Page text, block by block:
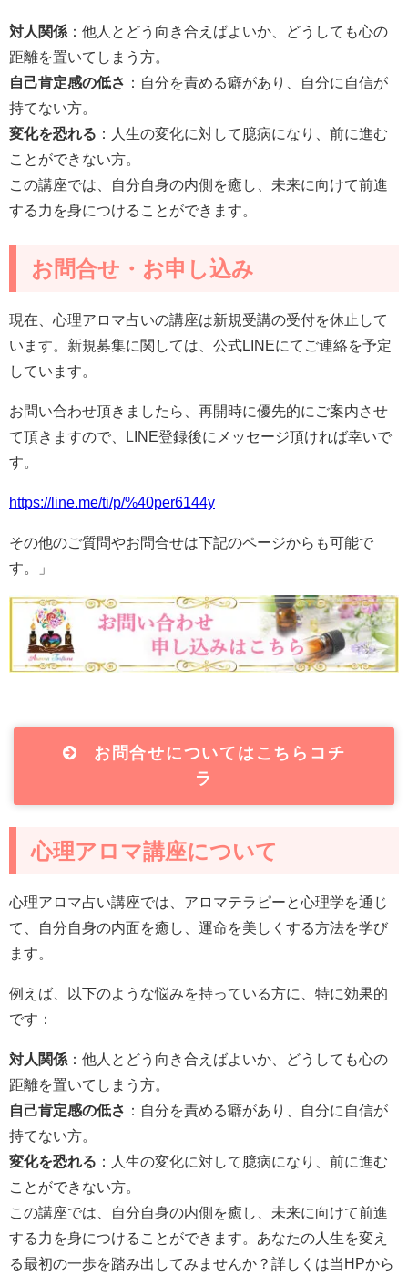
対人関係 ：他人とどう向き合えばよいか、どうしても心の
距離を置いてしまう方。
自己肯定感の低さ ：自分を責める癖があり、自分に自信が
持てない方。
変化を恐れる ：人生の変化に対して臆病になり、前に進む
ことができない方。
この講座では、自分自身の内側を癒し、未来に向けて前進
する力を身につけることができます。
お問合せ・お申し込み
現在、心理アロマ占いの講座は新規受講の受付を休止して
います。新規募集に関しては、公式LINEにてご連絡を予定
しています。
お問い合わせ頂きましたら、再開時に優先的にご案内させ
て頂きますので、LINE登録後にメッセージ頂ければ幸いで
す。
https://line.me/ti/p/%40per6144y
その他のご質問やお問合せは下記のページからも可能で
す。」
お問合せについてはこちらコチ
ラ
心理アロマ講座について
心理アロマ占い講座では、アロマテラピーと心理学を通じ
て、自分自身の内面を癒し、運命を美しくする方法を学び
ます。
例えば、以下のような悩みを持っている方に、特に効果的
です：
対人関係 ：他人とどう向き合えばよいか、どうしても心の
距離を置いてしまう方。
自己肯定感の低さ ：自分を責める癖があり、自分に自信が
持てない方。
変化を恐れる ：人生の変化に対して臆病になり、前に進む
ことができない方。
この講座では、自分自身の内側を癒し、未来に向けて前進
する力を身につけることができます。あなたの人生を変え
る最初の一歩を踏み出してみませんか？詳しくは当HPから